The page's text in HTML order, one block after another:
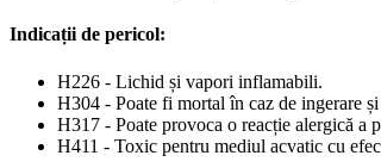
Indicații de pericol:
H226 - Lichid și vapori inflamabili.
H304 - Poate fi mortal în caz de ingerare
H317 - Poate provoca o reacție alergică a
H411 - Toxic pentru mediul acvatic cu